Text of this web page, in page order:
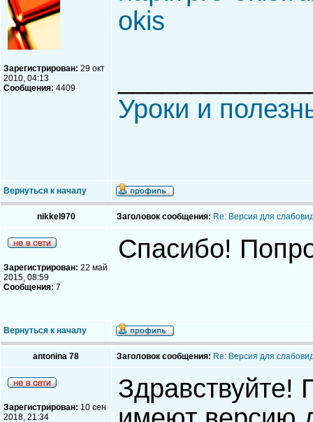
Зарегистрирован: 29 окт
2010, 04:13
Сообщения: 4409
okis
Уроки и
Вернуться к началу
nikkel970 Заголовок сообщения: Re: Версия для
Зарегистрирован: 22 май
2015, 08:59
Сообщения: 7
Спасибо!
Вернуться к началу
antonina 78 Заголовок сообщения: Re: Версия для
Зарегистрирован: 10 сен
2018, 21:34
Здравствуйте!